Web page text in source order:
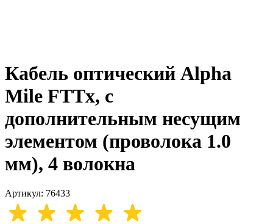
Кабель оптический Alpha
Mile FTTx, с
дополнительным несущим
элементом (проволока 1.0
мм), 4 волокна
Артикул: 76433